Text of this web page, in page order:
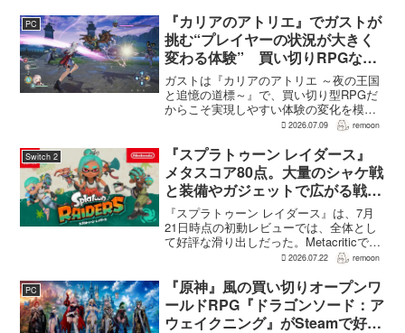
ー ラウフェイ』の物語と直接つながると
いう。...
PC
『カリアのアトリエ』でガストが
挑む“プレイヤーの状況が大きく
変わる体験” 買い切りRPGなら
ではの変化とは
ガストは『カリアのアトリエ ～夜の王国
と追憶の道標～』で、買い切り型RPGだ
からこそ実現しやすい体験の変化を模索
している。大型の運営型ゲームが継続的
かで、同社はキャラクターやビジュアル
の魅力だけでなく、ゲ...
2026.07.09 remoon
Switch 2
『スプラトゥーン レイダース』
メタスコア80点。大量のシャケ戦
と装備やガジェットで広がる戦い
方が好評。面白さが見えてくるま
で時間がかかるとの指摘も
『スプラトゥーン レイダース』は、7月
21日時点の初動レビューでは、全体とし
て好評な滑り出しだった。Metacriticで
は、Nintendo Switch 2版のメタスコアは
評28件、賛否両論6件、...
2026.07.22 remoon
PC
『原神』風の買い切りオープンワ
ールドRPG『ドラゴンソード：ア
ウェイクニング』がSteamで好発